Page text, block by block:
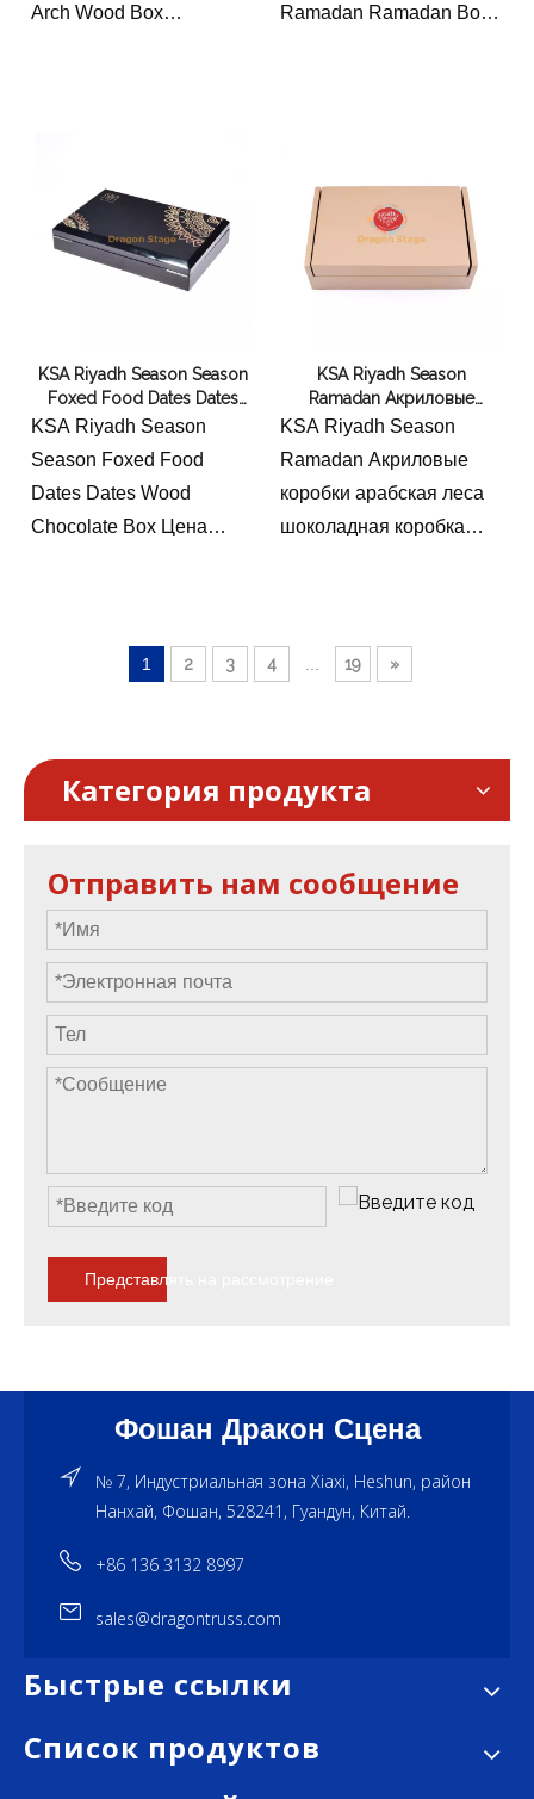
Arch Wood Box
Ramadan Ramadan Box
KSA Riyadh Season Season
Foxed Food Dates Dates
Wood Chocolate Box Цена
KSA Riyadh Season
Season Foxed Food
Dates Dates Wood
Chocolate Box Цена
KSA Riyadh Season
Ramadan Акриловые
коробки арабская леса
Рамадан Подушечная
коробка
KSA Riyadh Season
Ramadan Акриловые
коробки арабская леса
шоколадная коробка
1 2 3 4 19 »
Категория продукта
Отправить нам сообщение
Представлять на рассмотрение
Фошан Дракон Сцена
№ 7, Индустриальная зона Xiaxi, Heshun, район
Нанхай, Фошан, 528241, Гуандун, Китай.
+86 136 3132 8997
sales@dragontruss.com
Быстрые ссылки
Список продуктов